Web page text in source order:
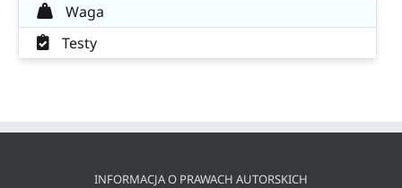
Waga
Testy
INFORMACJA O PRAWACH AUTORSKICH